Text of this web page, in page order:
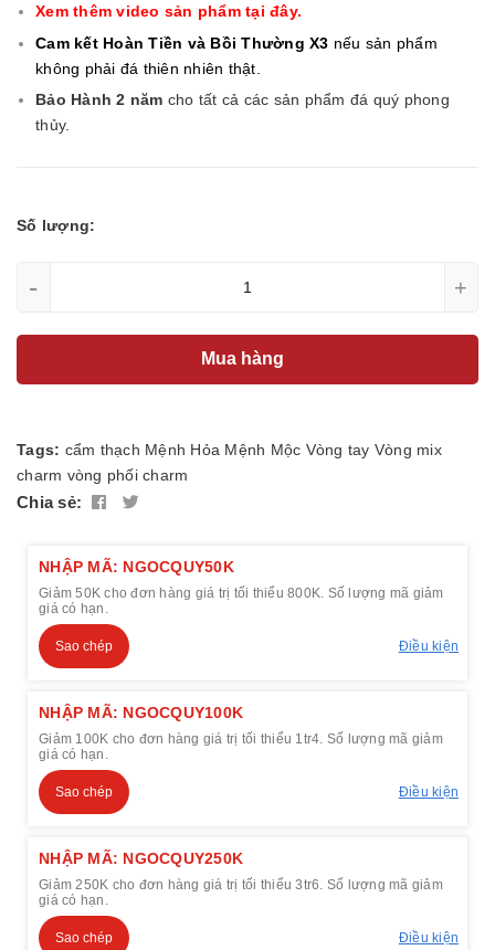
Xem thêm video sản phẩm tại đây.
Cam kết Hoàn Tiền và Bồi Thường X3 nếu sản phẩm
không phải đá thiên nhiên thật.
Bảo Hành 2 năm cho tất cả các sản phẩm đá quý phong
thủy.
Số lượng:
- +
Mua hàng
Tags: cẩm thạch Mệnh Hỏa Mệnh Mộc Vòng tay Vòng mix
charm vòng phối charm
Chia sẻ:
NHẬP MÃ: NGOCQUY50K
Giảm 50K cho đơn hàng giá trị tối thiểu 800K. Số lượng mã giảm
giá có hạn.
Sao chép Điều kiện
NHẬP MÃ: NGOCQUY100K
Giảm 100K cho đơn hàng giá trị tối thiểu 1tr4. Số lượng mã giảm
giá có hạn.
Sao chép Điều kiện
NHẬP MÃ: NGOCQUY250K
Giảm 250K cho đơn hàng giá trị tối thiểu 3tr6. Số lượng mã giảm
giá có hạn.
Sao chép Điều kiện